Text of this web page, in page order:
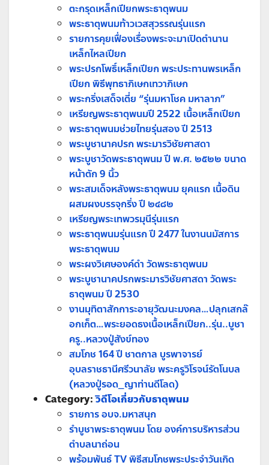
ตะกรุดเหล็กเปียกพระธาตุพนม
พระธาตุพนมท้าวเวสสุวรรณรุ่นแรก
รายการคุยเฟื่องเรื่องพระจะมาเปิดตำนาน
เหล็กไหลเปียก
พระปรกโพธิ์เหล็กเปียก พระประทานพรเหล็ก
เปียก พิธีพุทธาภิเษกเทวาภิเษก
พระกริ่งเสด็จเตี่ย “รุ่นมหาโชค มหาลาภ”
เหรียญพระธาตุพนมปี 2522 เนื้อเหล็กเปียก
พระธาตุพนมช่วยไทยรุ่นสอง ปี 2513
พระบูชานาคปรก พระมารวิชัยศาสดา
พระบูชาวัดพระธาตุพนม ปี พ.ศ. ๒๕๒๒ ขนาด
หน้าตัก 9 นิ้ว
พระสมเด็จหลังพระธาตุพนม ยุคแรก เนื้อดิน
ผสมผงบรรจุกริ่ง ปี ๒๔๘๒
เหรียญพระเทพวรมุนีรุ่นแรก
พระธาตุพนมรุ่นแรก ปี 2477 ในงานนมัสการ
พระธาตุพนม
พระผงวิเศษองค์ดำ วัดพระธาตุพนม
พระบูชานาคปรกพระมารวิชัยศาสดา วัดพระ
ธาตุพนม ปี 2530
งานมุทิตาสักการะอายุวัฒนะมงคล…ปลุกเสกล๊
อกเก็ต…พระยอดธงเนื้อเหล็กเปียก..รุ่น..บูชา
ครู..หลวงปู่สังข์ทอง
สมโภช 164 ปี ชาตกาล บูรพาจารย์
อุบลราชธานีศรีวนาลัย พระครูวิโรจน์รัตโนบล
(หลวงปู่รอด_ญาท่านดีโลด)
Category:วิดีโอเกี่ยวกับธาตุพนม
รายการ อบจ.มหาสนุก
รำบูชาพระธาตุพนม โดย องค์การบริหารส่วน
ตําบลนาถ่อน
พร้อมพันธ์ TV พิธีสมโภชพระประจำวันเกิด